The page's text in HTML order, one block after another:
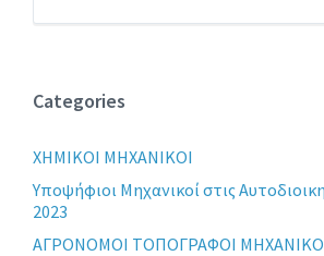
Categories
XHMIKOI MHXANIKOI
Yποψήφιοι Μηχανικοί στις
2023
ΑΓΡΟΝΟΜΟΙ ΤΟΠΟΓΡΑΦΟΙ